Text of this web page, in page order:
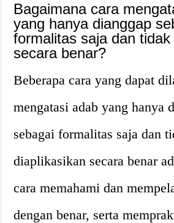
Bagaimana cara
yang hanya dianggap
formalitas saja dan
secara benar?
Beberapa cara yang dapat
mengatasi adab yang hanya
sebagai formalitas saja dan
diaplikasikan secara benar
cara memahami dan
dengan benar, serta